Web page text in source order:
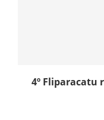
4º Fliparacatu